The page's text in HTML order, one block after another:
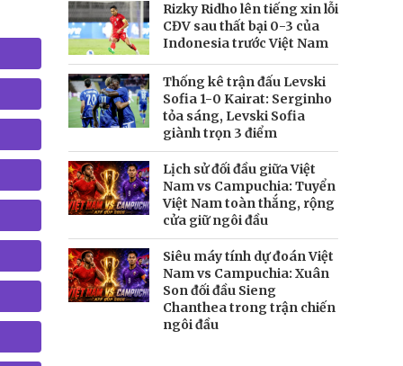
Rizky Ridho lên tiếng xin lỗi
CĐV sau thất bại 0-3 của
Indonesia trước Việt Nam
Thống kê trận đấu Levski
Sofia 1-0 Kairat: Serginho
tỏa sáng, Levski Sofia
giành trọn 3 điểm
Lịch sử đối đầu giữa Việt
Nam vs Campuchia: Tuyển
Việt Nam toàn thắng, rộng
cửa giữ ngôi đầu
Siêu máy tính dự đoán Việt
Nam vs Campuchia: Xuân
Son đối đầu Sieng
Chanthea trong trận chiến
ngôi đầu